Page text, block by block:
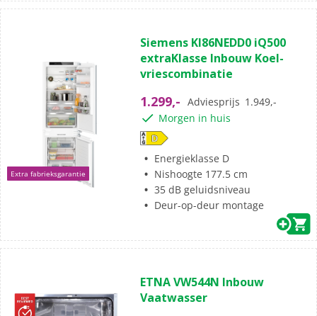
Extra fabrieksgarantie
Siemens KI86NEDD0 iQ500
extraKlasse Inbouw Koel-
vriescombinatie
1.299,- Adviesprijs 1.949,-
Morgen in huis
Energieklasse D
Nishoogte 177.5 cm
35 dB geluidsniveau
Deur-op-deur montage
ETNA VW544N Inbouw
Vaatwasser